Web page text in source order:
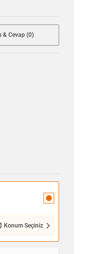
& Cevap (0)
Konum Seçiniz